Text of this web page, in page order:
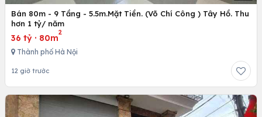
Bán 80m - 9 Tầng - 5.5m.Mặt Tiền. (Võ Chí Công ) Tây Hồ. Thu
hơn 1 tỷ/ năm
36 tỷ · 80m
2
Thành phố Hà Nội
12 giờ trước